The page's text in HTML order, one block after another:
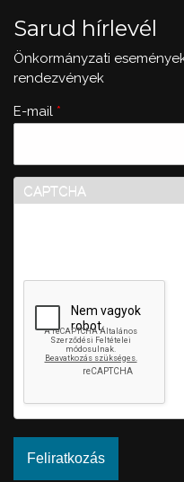
Sarud hírlevél
Önkormányzati
rendezvények
E-mail *
CAPTCHA